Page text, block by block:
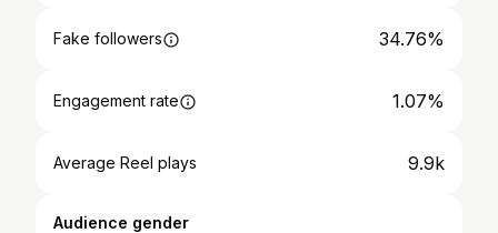
Fake followers 34.76%
Engagement rate 1.07%
Average Reel plays 9.9k
Audience gender